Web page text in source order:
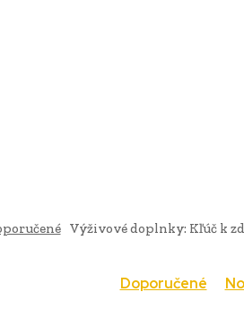
Výživové doplnky: Kľúč k
Doporučené